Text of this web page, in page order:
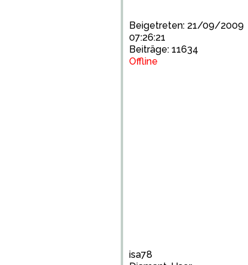
Beigetreten: 21/09/2009
07:26:21
Beiträge: 11634
Offline
isa78